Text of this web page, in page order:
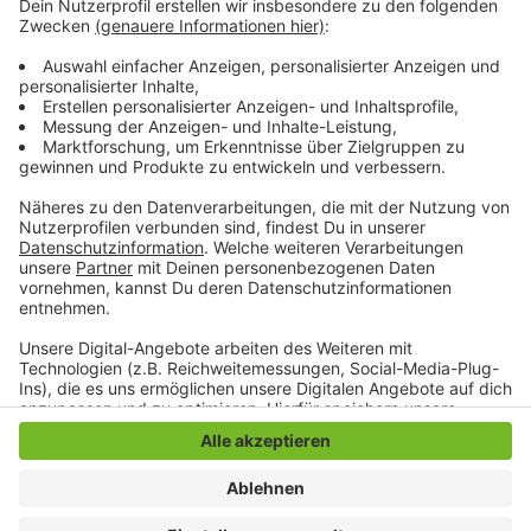
Der Verein hat jetzt einen Brief über die Situation an
die Stadt und die Politik geschrieben. Ende August soll
es ein erstes Gespräch geben.
Anzeige